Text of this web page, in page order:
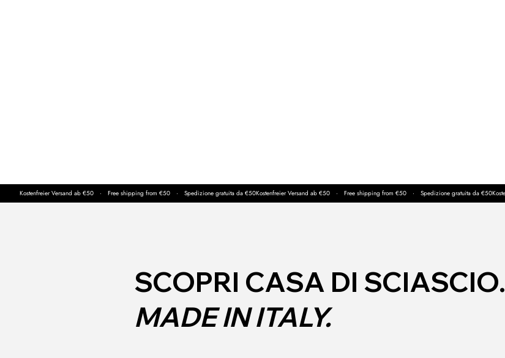
Kostenfreier Versand ab €50　·　Free shipping from €50　·　Spedizione gratuita da €50
SCOPRI CASA DI SCIASCIO.
MADE IN ITALY.